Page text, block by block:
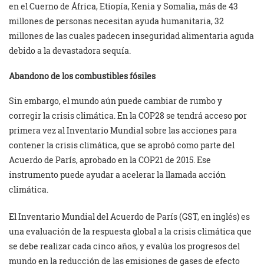
en el Cuerno de África, Etiopía, Kenia y Somalia, más de 43
millones de personas necesitan ayuda humanitaria, 32
millones de las cuales padecen inseguridad alimentaria aguda
debido a la devastadora sequía.
Abandono de los combustibles fósiles
Sin embargo, el mundo aún puede cambiar de rumbo y
corregir la crisis climática. En la COP28 se tendrá acceso por
primera vez al Inventario Mundial sobre las acciones para
contener la crisis climática, que se aprobó como parte del
Acuerdo de París, aprobado en la COP21 de 2015. Ese
instrumento puede ayudar a acelerar la llamada acción
climática.
El Inventario Mundial del Acuerdo de París (GST, en inglés) es
una evaluación de la respuesta global a la crisis climática que
se debe realizar cada cinco años, y evalúa los progresos del
mundo en la reducción de las emisiones de gases de efecto